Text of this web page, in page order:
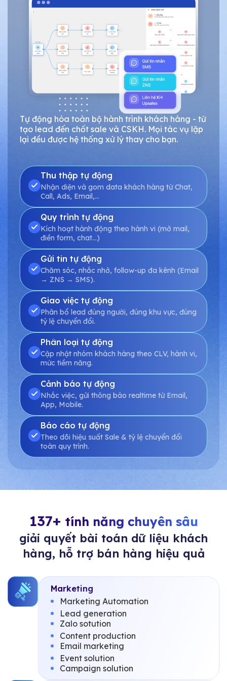
Tự động hóa toàn bộ hành trình khách hàng - từ
tạo lead đến chốt sale và CSKH. Mọi tác vụ lặp
lại đều được hệ thống xử lý thay cho bạn.
Thu thập tự động
Nhận diện và gom data khách hàng từ Chat,
Call, Ads, Email,…
Quy trình tự động
Kích hoạt hành động theo hành vi (mở mail,
điền form, chat...)
Gửi tin tự động
Chăm sóc, nhắc nhở, follow-up đa kênh (Email
→ ZNS → SMS).
Giao việc tự động
Phân bổ lead đúng người, đúng khu vực, đúng
tỷ lệ chuyển đổi.
Phân loại tự động
Cập nhật nhóm khách hàng theo CLV, hành vi,
mức tiềm năng.
Cảnh báo tự động
Nhắc việc, gửi thông báo realtime từ Email,
App, Mobile.
Báo cáo tự động
Theo dõi hiệu suất Sale & tỷ lệ chuyển đổi
toàn quy trình.
137+ tính năng chuyên sâu
giải quyết bài toán dữ liệu khách
hàng, hỗ trợ bán hàng hiệu quả
Marketing
Marketing Automation
Lead generation
Zalo sotution
Content production
Email marketing
Event solution
Campaign solution